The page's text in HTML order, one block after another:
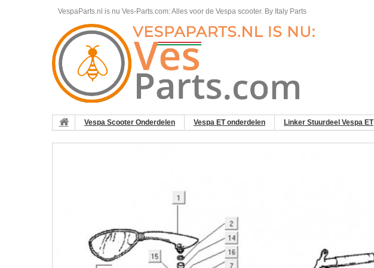
VespaParts.nl is nu Ves-Parts.com: Alles voor de Vespa scooter. By Italy Parts
Vespa Scooter Onderdelen Vespa ET onderdelen Linker Stuurdeel Vespa ET